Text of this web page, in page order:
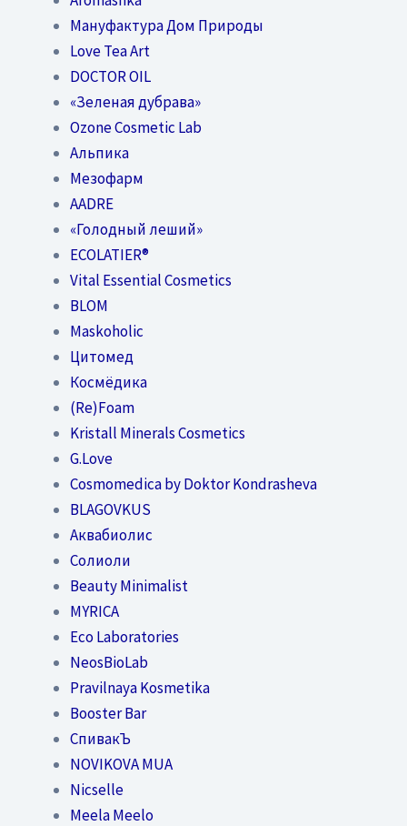
Мануфактура Дом Природы
Love Tea Art
DOCTOR OIL
«Зеленая дубрава»
Ozone Cosmetic Lab
Альпика
Мезофарм
AADRE
«Голодный леший»
EСОLATIER®
Vital Essential Cosmetics
BLOM
Maskoholic
Цитомед
Космёдика
(Re)Foam
Kristall Minerals Cosmetics
G.Love
Cosmomedica by Doktor Kondrasheva
BLAGOVKUS
Аквабиолис
Солиоли
Beauty Minimalist
MYRICA
Eco Laboratories
NeosBioLab
Pravilnaya Kosmetika
Booster Bar
СпивакЪ
NOVIKOVA MUA
Nicselle
Meela Meelo